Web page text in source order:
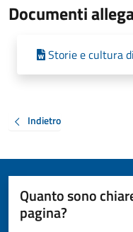
Documenti
Storie e cultura
Indietro
Quanto sono
pagina?